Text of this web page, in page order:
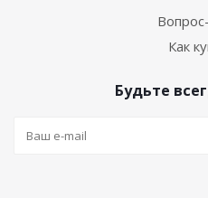
Как
Будьте